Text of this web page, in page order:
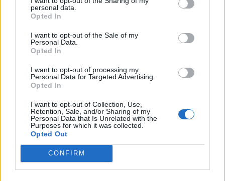
personal data.
Opted In
I want to opt-out of the Sale of my
Personal Data.
Opted In
I want to opt-out of processing my
Personal Data for Targeted Advertising.
Opted In
I want to opt-out of Collection, Use,
Retention, Sale, and/or Sharing of my
Personal Data that Is Unrelated with the
Purposes for which it was collected.
Opted Out
CONFIRM
Τα πρώτα αυτοκίνητα υδρογόνου ταξινομήθηκαν
στην Ελλάδα με πρωτοβουλία της Motor…
BUSINESS